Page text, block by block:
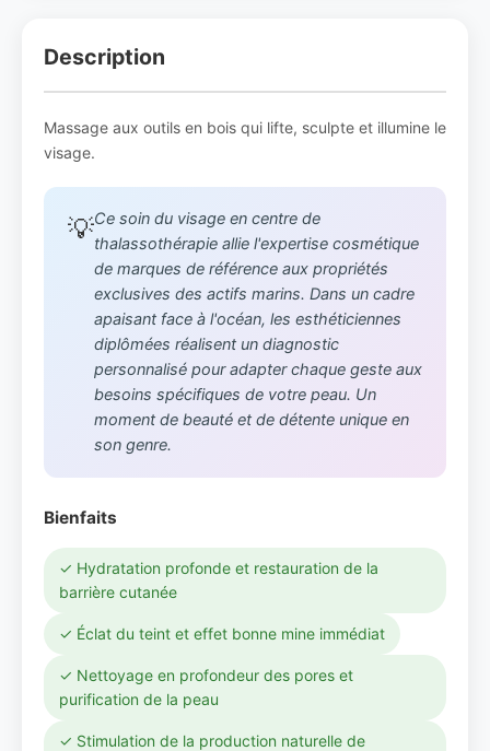
Description
Massage aux outils en bois qui lifte, sculpte et illumine le
visage.
💡Ce soin du visage en centre de
thalassothérapie allie l'expertise cosmétique
de marques de référence aux propriétés
exclusives des actifs marins. Dans un cadre
apaisant face à l'océan, les esthéticiennes
diplômées réalisent un diagnostic
personnalisé pour adapter chaque geste aux
besoins spécifiques de votre peau. Un
moment de beauté et de détente unique en
son genre.
Bienfaits
✓ Hydratation profonde et restauration de la
barrière cutanée
✓ Éclat du teint et effet bonne mine immédiat
✓ Nettoyage en profondeur des pores et
purification de la peau
✓ Stimulation de la production naturelle de